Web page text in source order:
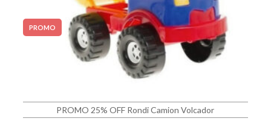
PROMO
PROMO 25% OFF Rondi Camion Volcador